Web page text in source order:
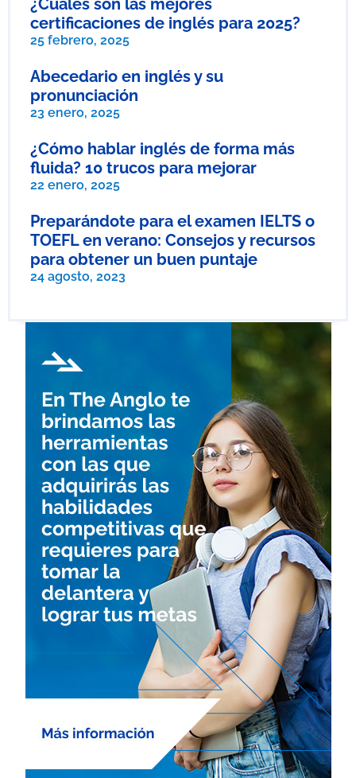
certificaciones de inglés para 2025?
25 febrero, 2025
Abecedario en inglés y su
pronunciación
23 enero, 2025
¿Cómo hablar inglés de forma más
fluida? 10 trucos para mejorar
22 enero, 2025
Preparándote para el examen IELTS o
TOEFL en verano: Consejos y recursos
para obtener un buen puntaje
24 agosto, 2023